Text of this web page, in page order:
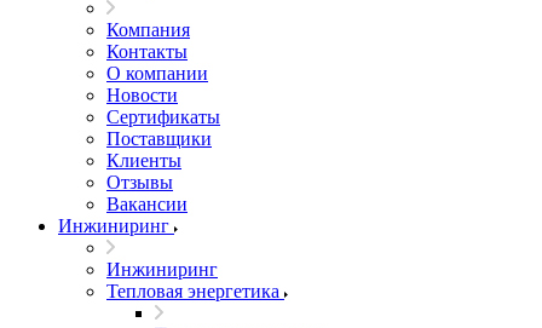
Компания
Контакты
О компании
Новости
Сертификаты
Поставщики
Клиенты
Отзывы
Вакансии
Инжиниринг
Инжиниринг
Тепловая энергетика